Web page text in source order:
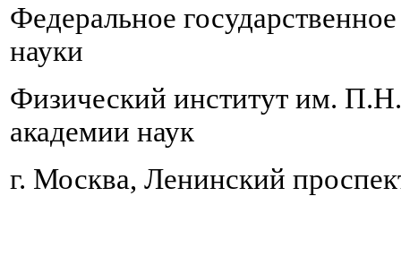
Федеральное
науки
Физический институт им.
академии наук
г. Москва, Ленинский